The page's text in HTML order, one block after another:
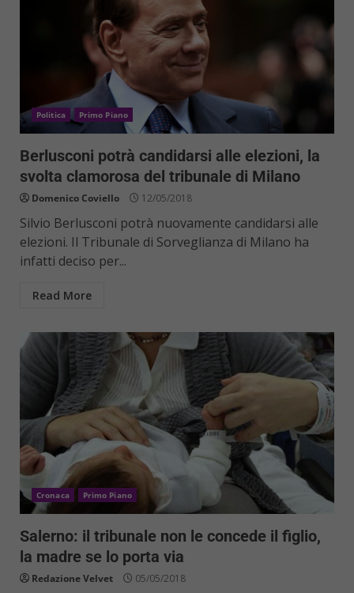
Politica Primo Piano
Berlusconi potrà candidarsi alle elezioni, la
svolta clamorosa del tribunale di Milano
Domenico Coviello 12/05/2018
Silvio Berlusconi potrà nuovamente candidarsi alle
elezioni. Il Tribunale di Sorveglianza di Milano ha
infatti deciso per...
Read More
Cronaca Primo Piano
Salerno: il tribunale non le concede il figlio,
la madre se lo porta via
Redazione Velvet 05/05/2018